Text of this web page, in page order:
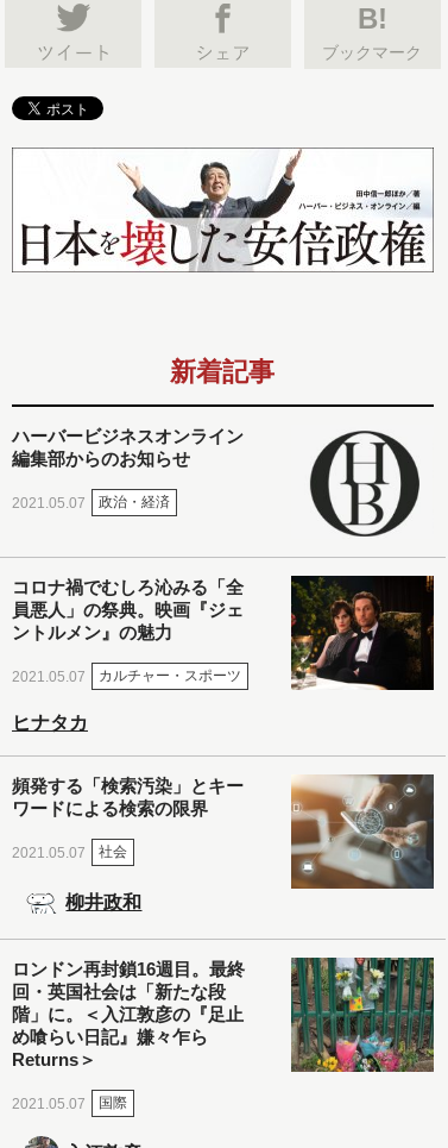
B!
ブックマーク
新着記事
ハーバービジネスオンライン
編集部からのお知らせ
2021.05.07 政治・経済
コロナ禍でむしろ沁みる「全
員悪人」の祭典。映画『ジェ
ントルメン』の魅力
2021.05.07 カルチャー・スポーツ
ヒナタカ
頻発する「検索汚染」とキー
ワードによる検索の限界
2021.05.07 社会
柳井政和
ロンドン再封鎖16週目。最終
回・英国社会は「新たな段
階」に。＜入江敦彦の『足止
め喰らい日記』嫌々乍ら
Returns＞
2021.05.07 国際